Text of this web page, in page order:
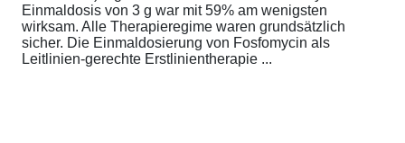
Einmaldosis von 3 g war mit 59% am wenigsten
wirksam. Alle Therapieregime waren grundsätzlich
sicher. Die Einmaldosierung von Fosfomycin als
Leitlinien-gerechte Erstlinientherapie ...